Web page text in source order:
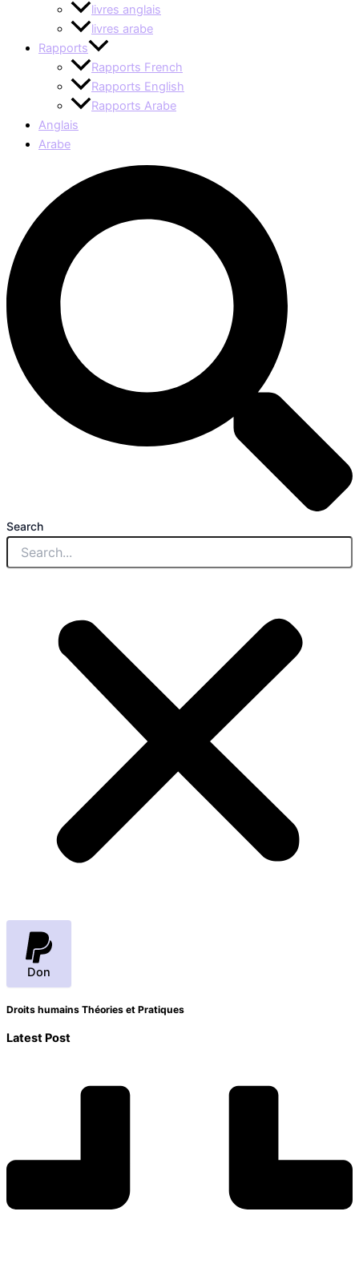
livres anglais
livres arabe
Rapports
Rapports French
Rapports English
Rapports Arabe
Anglais
Arabe
Search
Don
Droits humains Théories et Pratiques
Latest Post